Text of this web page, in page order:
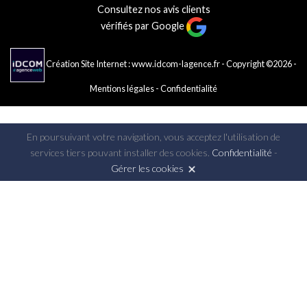
Consultez nos avis clients
vérifiés par Google
Création Site Internet : www.idcom-lagence.fr- Copyright ©2026 -
Mentions légales-Confidentialité
En poursuivant votre navigation, vous acceptez l'utilisation de
services tiers pouvant installer des cookies. Confidentialité -
Gérer les cookies